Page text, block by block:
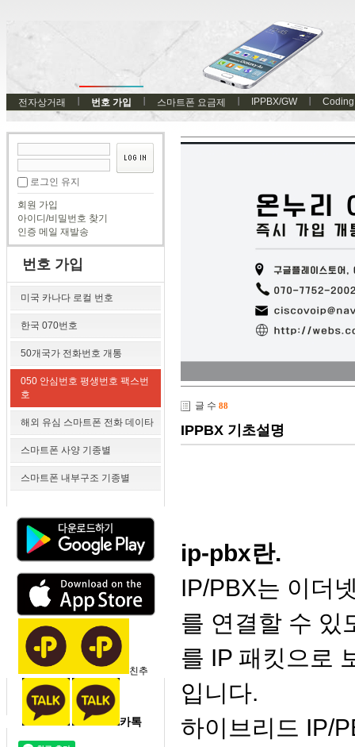
전자상거래 번호 가입 스마트폰 요금제 IPPBX/GW Coding
로그인 유지
회원 가입
아이디/비밀번호 찾기
인증 메일 재발송
번호 가입
미국 카나다 로컬 번호
한국 070번호
50개국가 전화번호 개통
050 안심번호 평생번호 팩스번
호
해외 유심 스마트폰 전화 데이타
스마트폰 사양 기종별
스마트폰 내부구조 기종별
친추
카톡
글 수 88
IPPBX 기초설명
ip-pbx란.
IP/PBX는 이더
를 연결할 수 있
를 IP 패킷으로
입니다.
하이브리드 IP/